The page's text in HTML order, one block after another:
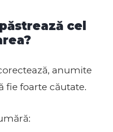
cel
anumite
fie foarte căutate.